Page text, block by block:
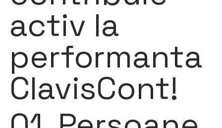
activ la
performanta
ClavisCont!